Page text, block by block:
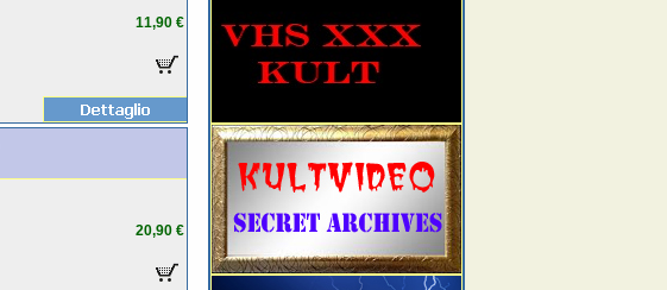
11,90 €
20,90 €